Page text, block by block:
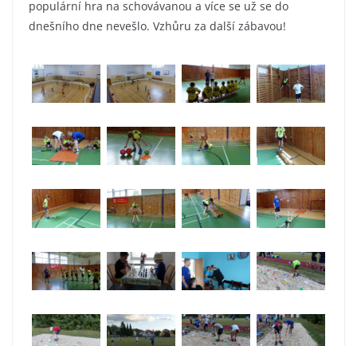
populární hra na schovávanou a více se už se do
dnešního dne nevešlo. Vzhůru za další zábavou!